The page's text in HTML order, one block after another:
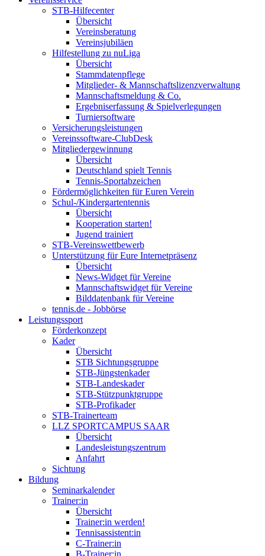
STB-Hilfecenter
Übersicht
Vereinsberatung
Vereinsjubiläen
Hilfestellung zu nuLiga
Übersicht
Stammdatenpflege
Mitglieder- & Mannschaftslizenzverwaltung
Mannschaftsmeldung & Co.
Ergebniserfassung & Spielverlegungen
Turniersoftware
Versicherungsleistungen
Vereinssoftware-ClubDesk
Mitgliedergewinnung
Übersicht
Deutschland spielt Tennis
Tennis-Sportabzeichen
Fördermöglichkeiten für Euren Verein
Schul-/Kindergartentennis
Übersicht
Kooperation starten!
Jugend trainiert
STB-Vereinswettbewerb
Unterstützung für Eure Internetpräsenz
Übersicht
News-Widget für Vereine
Mannschaftswidget für Vereine
Bilddatenbank für Vereine
tennis.de - Jobbörse
Leistungssport
Förderkonzept
Kader
Übersicht
STB Sichtungsgruppe
STB-Jüngstenkader
STB-Landeskader
STB-Stützpunktgruppe
STB-Profikader
STB-Trainerteam
LLZ SPORTCAMPUS SAAR
Übersicht
Landesleistungszentrum
Anfahrt
Sichtung
Bildung
Seminarkalender
Trainer:in
Übersicht
Trainer:in werden!
Tennisassistent:in
C-Trainer:in
B-Trainer:in